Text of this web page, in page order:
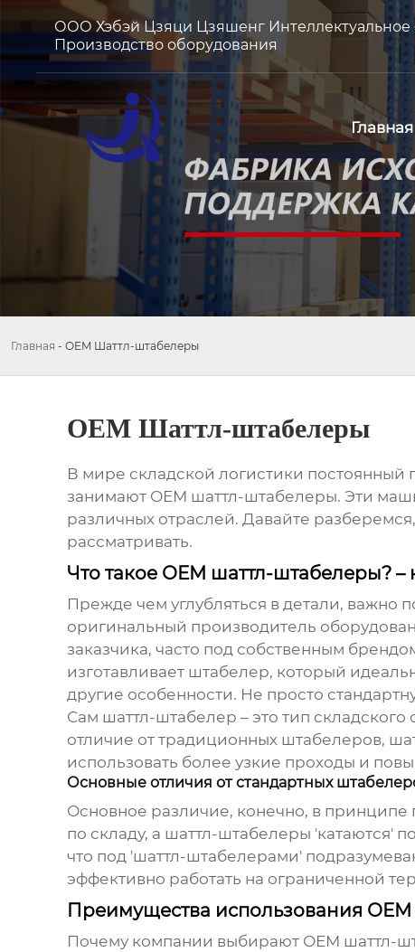
ООО Хэбэй Цзяци Цзяшенг Интеллектуальное
Производство оборудования
Главная
Главная - OEM Шаттл-штабелеры
OEM Шаттл-штабелеры
В мире складской логистики постоянный
занимают ОЕМ шаттл-штабелеры. Эти
различных отраслей. Давайте
рассматривать.
Что такое ОЕМ шаттл-штабелеры? –
Прежде чем углубляться в детали, важно
оригинальный производитель
заказчика, часто под собственным
изготавливает штабелер, который
другие особенности. Не просто
Сам шаттл-штабелер – это тип
отличие от традиционных штабелеров,
использовать более узкие проходы и
Основные отличия от стандартных
Основное различие, конечно, в
по складу, а шаттл-штабелеры
что под 'шаттл-штабелерами'
эффективно работать на ограниченной
Преимущества использования
Почему компании выбирают ОЕМ шаттл-